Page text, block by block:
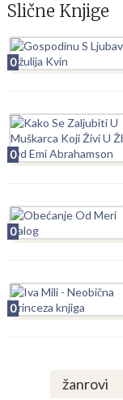
Slične Knjige
0
0
0
0
žanrovi